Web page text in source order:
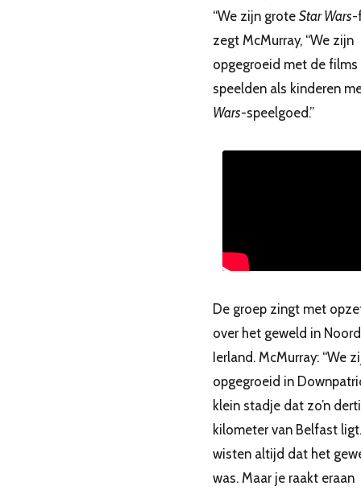
“We zijn grote Star Wars-
zegt McMurray, “We zijn
opgegroeid met de films
speelden als kinderen
Wars-speelgoed.”
De groep zingt met
over het geweld in
Ierland. McMurray: “We
opgegroeid in
klein stadje dat zo’n
kilometer van Belfast
wisten altijd dat het
was. Maar je raakt eraan